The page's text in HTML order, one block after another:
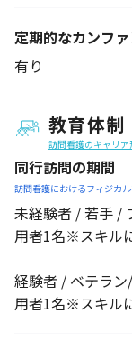
定期的なカンフ
有り
教育体制
訪問看護のキャリア
同行訪問の期間
訪問看護におけるフィジカル
未経験者 / 若手 /
用者1名※スキル
経験者 / ベテラ
用者1名※スキル